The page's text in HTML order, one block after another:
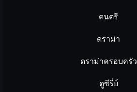
ดนตรี
ดราม่า
ดราม่าครอบครัว
ดูซีรี่ย์